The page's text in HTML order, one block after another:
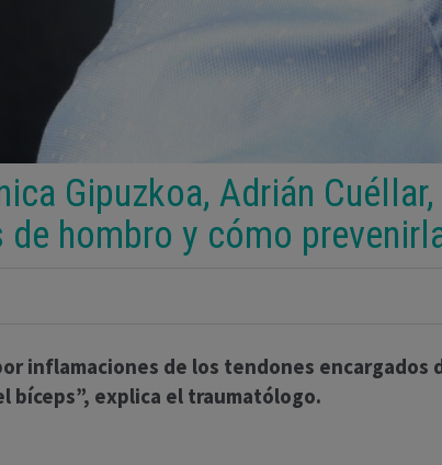
Gipuzkoa, Adrián
hombro y cómo
inflamaciones de los tendones
bíceps”, explica el traumatólogo.